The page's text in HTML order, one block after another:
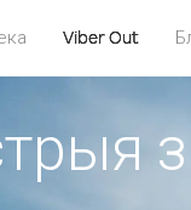
Viber Out